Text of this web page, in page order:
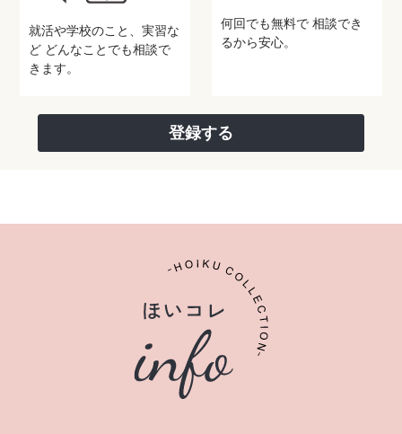
就活や学校のこと、実習な
どどんなことでも相談で
きます。
何回でも無料で相談でき
るから安心。
登録する